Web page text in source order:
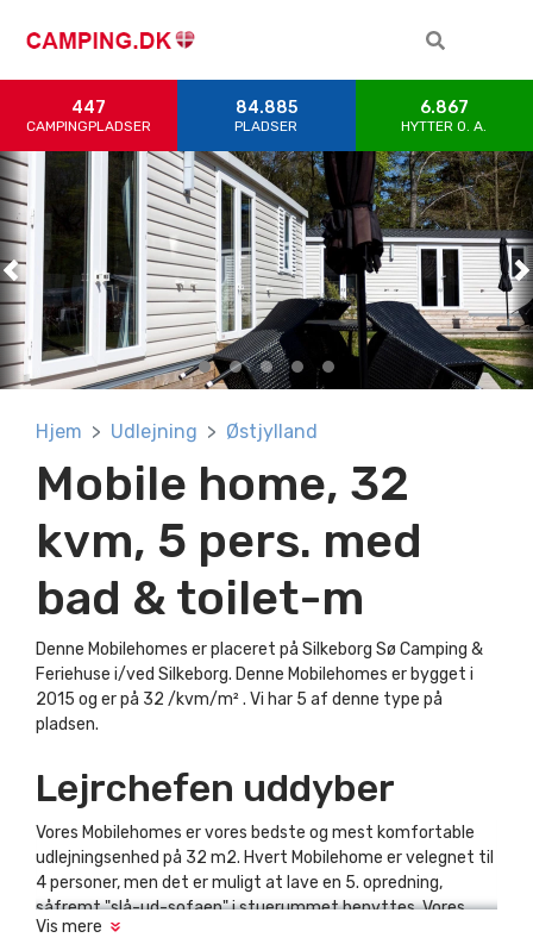
447
CAMPINGPLADSER
84.885
PLADSER
6.867
HYTTER 0. A.
Previous
Previous
Previous
Previous
Previous
Hjem Udlejning Østjylland
Mobile home, 32
kvm, 5 pers. med
bad & toilet-m
Denne Mobilehomes er placeret på Silkeborg Sø Camping &
Feriehuse i/ved Silkeborg. Denne Mobilehomes er bygget i
2015 og er på 32 /kvm/m² . Vi har 5 af denne type på
pladsen.
Lejrchefen uddyber
Vores Mobilehomes er vores bedste og mest komfortable
udlejningsenhed på 32 m2. Hvert Mobilehome er velegnet til
4 personer, men det er muligt at lave en 5. opredning,
såfremt "slå-ud-sofaen" i stuerummet benyttes. Vores
mobile homes er placeret tættest muligt på Silkeborg
Vis mere